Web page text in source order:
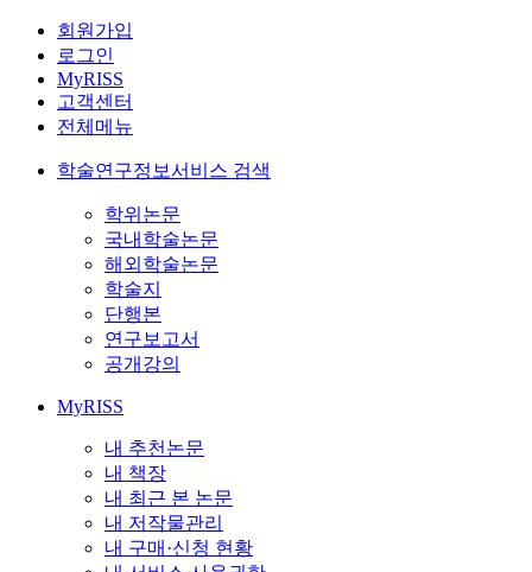
회원가입
로그인
MyRISS
고객센터
전체메뉴
학술연구정보서비스 검색
학위논문
국내학술논문
해외학술논문
학술지
단행본
연구보고서
공개강의
MyRISS
내 추천논문
내 책장
내 최근 본 논문
내 저작물관리
내 구매·신청 현황